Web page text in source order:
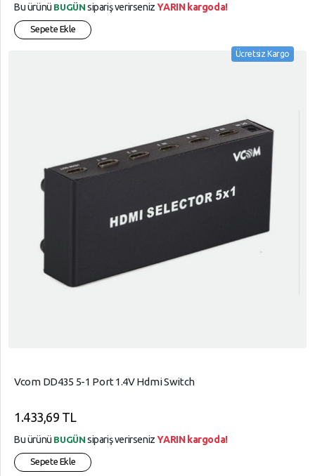
Bu ürünü BUGÜN sipariş verirsenizYARIN kargoda!
Sepete Ekle
Ücretsiz Kargo
Vcom DD435 5-1 Port 1.4V Hdmi Switch
1.433,69 TL
Bu ürünü BUGÜN sipariş verirsenizYARIN kargoda!
Sepete Ekle